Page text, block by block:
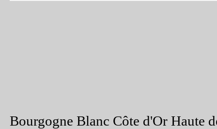
Bourgogne Blanc Côte d'Or Haute